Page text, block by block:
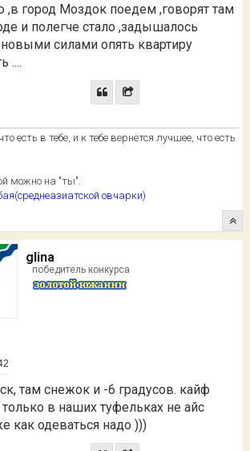
город Моздок поедем ,говорят там
и полегче стало ,задышалось
силами опять квартиру
....
есть в тебе, и к тебе вернётся лучшее, что есть
можно на "ты".
овчарки)
glina
победитель конкурса
там снежок и -6 градусов. кайф
в наших туфельках не айс
как одеваться надо )))